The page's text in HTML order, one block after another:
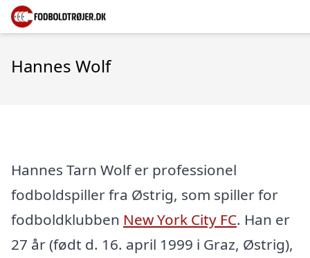
Hannes Wolf
Hannes Tarn Wolf er professionel
fodboldspiller fra Østrig, som spiller for
fodboldklubben New York City FC. Han er
27 år (født d. 16. april 1999 i Graz, Østrig),